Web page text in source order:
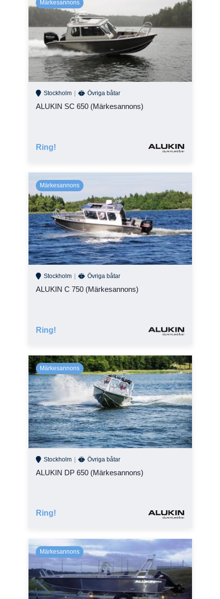
Stockholm Övriga båtar
ALUKIN SC 650 (Märkesannons)
Ring!
Stockholm Övriga båtar
ALUKIN C 750 (Märkesannons)
Ring!
Stockholm Övriga båtar
ALUKIN DP 650 (Märkesannons)
Ring!